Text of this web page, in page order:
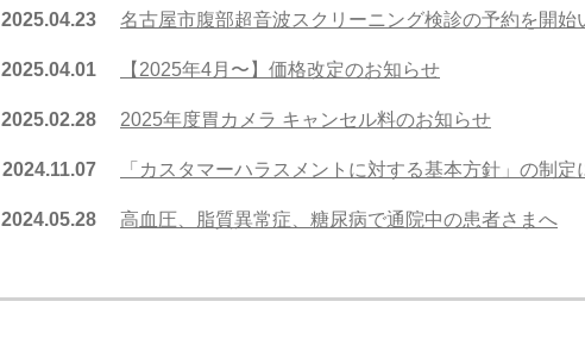
2025.04.23 名古屋市腹部超音波スクリーニング検診の予約を開始
2025.04.01 【2025年4月〜】価格改定のお知らせ
2025.02.28 2025年度胃カメラ キャンセル料のお知らせ
2024.11.07 「カスタマーハラスメントに対する基本方針」の制定
2024.05.28 高血圧、脂質異常症、糖尿病で通院中の患者さまへ